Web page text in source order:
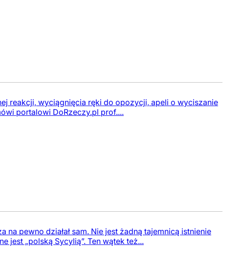
reakcji, wyciągnięcia ręki do opozycji, apeli o wyciszanie
portalowi DoRzeczy.pl prof....
pewno działał sam. Nie jest żadną tajemnicą istnienie
jest „polską Sycylią”. Ten wątek też...